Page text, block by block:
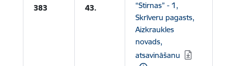
383 43.
“Stirnas” - 1,
Skrīveru pagasts,
Aizkraukles
novads,
atsavināšanu